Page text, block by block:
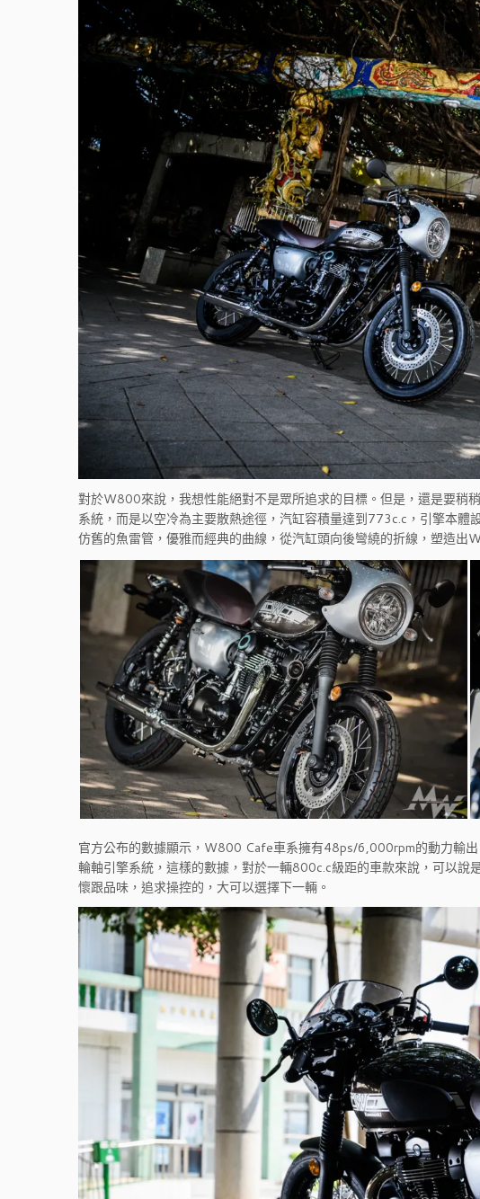
對於W800來說，我想性能絕對不是眾所追求的目標。但是，還是要稍
系統，而是以空冷為主要散熱途徑，汽缸容積量達到773c.c，引擎本
仿舊的魚雷管，優雅而經典的曲線，從汽缸頭向後彎繞的折線，塑造出
官方公布的數據顯示，W800 Cafe車系擁有48ps/6,000rpm的動力輸
輪軸引擎系統，這樣的數據，對於一輛800c.c級距的車款來說，可以
懷跟品味，追求操控的，大可以選擇下一輛。